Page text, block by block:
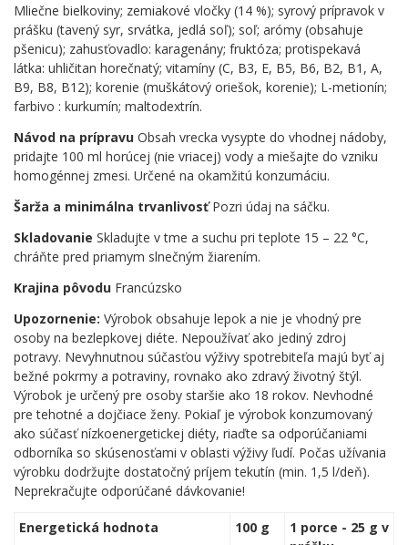
Mliečne bielkoviny; zemiakové vločky (14 %); syrový prípravok v
prášku (tavený syr, srvátka, jedlá soľ); soľ; arómy (obsahuje
pšenicu); zahusťovadlo: karagenány; fruktóza; protispekavá
látka: uhličitan horečnatý; vitamíny (C, B3, E, B5, B6, B2, B1, A,
B9, B8, B12); korenie (muškátový oriešok, korenie); L-metionín;
farbivo : kurkumín; maltodextrín.
Návod na prípravu Obsah vrecka vysypte do vhodnej nádoby,
pridajte 100 ml horúcej (nie vriacej) vody a miešajte do vzniku
homogénnej zmesi. Určené na okamžitú konzumáciu.
Šarža a minimálna trvanlivosťPozri údaj na sáčku.
Skladovanie Skladujte v tme a suchu pri teplote 15 – 22 °C,
chráňte pred priamym slnečným žiarením.
Krajina pôvodu Francúzsko
Upozornenie: Výrobok obsahuje lepok a nie je vhodný pre
osoby na bezlepkovej diéte. Nepoužívať ako jediný zdroj
potravy. Nevyhnutnou súčasťou výživy spotrebiteľa majú byť aj
bežné pokrmy a potraviny, rovnako ako zdravý životný štýl.
Výrobok je určený pre osoby staršie ako 18 rokov. Nevhodné
pre tehotné a dojčiace ženy. Pokiaľ je výrobok konzumovaný
ako súčasť nízkoenergetickej diéty, riaďte sa odporúčaniami
odborníka so skúsenosťami v oblasti výživy ľudí. Počas užívania
výrobku dodržujte dostatočný príjem tekutín (min. 1,5 l/deň).
Neprekračujte odporúčané dávkovanie!
Energetická hodnota 100 g
1 porce - 25 g v